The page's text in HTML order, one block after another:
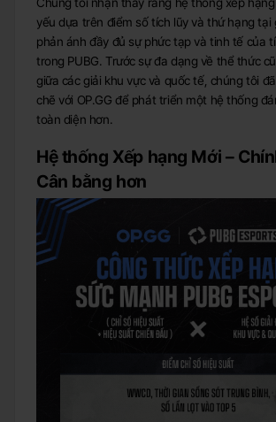
Chúng tôi nhận thấy rằng hệ thống xếp
yếu dựa trên điểm số tích lũy và thứ hạng tại
phản ánh đầy đủ sự phức tạp và tinh tế của
trong PUBG. Trước sự đa dạng về thể thức
giữa các giải khu vực và quốc tế, chúng tôi
chẽ với OP.GG để phát triển một hệ thống
toàn diện hơn.
Hệ thống Xếp hạng Mới –
Cân bằng hơn